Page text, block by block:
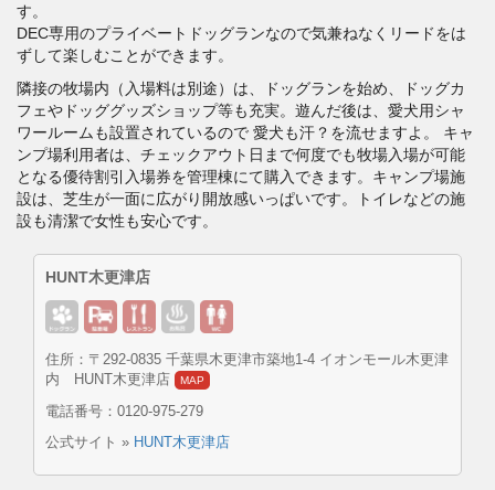
す。
DEC専用のプライベートドッグランなので気兼ねなくリードをは
ずして楽しむことができます。
隣接の牧場内（入場料は別途）は、ドッグランを始め、ドッグカ
フェやドッググッズショップ等も充実。遊んだ後は、愛犬用シャ
ワールームも設置されているので 愛犬も汗？を流せますよ。 キャ
ンプ場利用者は、チェックアウト日まで何度でも牧場入場が可能
となる優待割引入場券を管理棟にて購入できます。キャンプ場施
設は、芝生が一面に広がり開放感いっぱいです。トイレなどの施
設も清潔で女性も安心です。
HUNT木更津店
住所：〒292-0835 千葉県木更津市築地1-4 イオンモール木更津
内 HUNT木更津店
MAP
電話番号：0120-975-279
公式サイト » HUNT木更津店